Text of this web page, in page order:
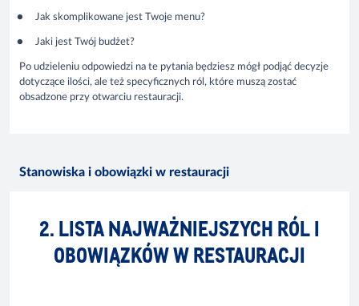
Jak skomplikowane jest Twoje menu?
Jaki jest Twój budżet?
Po udzieleniu odpowiedzi na te pytania będziesz mógł podjąć decyzje
dotyczące ilości, ale też specyficznych ról, które muszą zostać
obsadzone przy otwarciu restauracji.
Stanowiska i obowiązki w restauracji
2. LISTA NAJWAŻNIEJSZYCH RÓL I
OBOWIĄZKÓW W RESTAURACJI